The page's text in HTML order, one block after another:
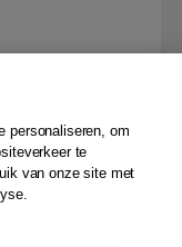
personaliseren, om
te
van onze site met